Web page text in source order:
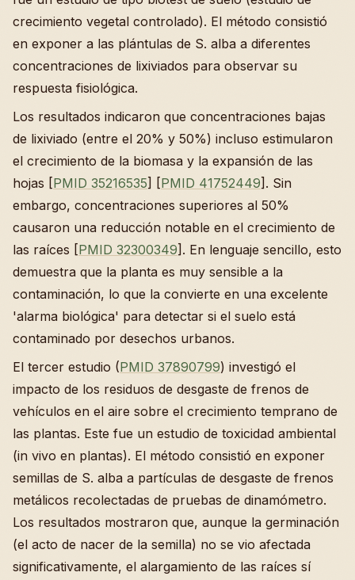
crecimiento vegetal controlado). El método consistió
en exponer a las plántulas de S. alba a diferentes
concentraciones de lixiviados para observar su
respuesta fisiológica.
Los resultados indicaron que concentraciones bajas
de lixiviado (entre el 20% y 50%) incluso estimularon
el crecimiento de la biomasa y la expansión de las
hojas [PMID 35216535] [PMID 41752449]. Sin
embargo, concentraciones superiores al 50%
causaron una reducción notable en el crecimiento de
las raíces [PMID 32300349]. En lenguaje sencillo, esto
demuestra que la planta es muy sensible a la
contaminación, lo que la convierte en una excelente
'alarma biológica' para detectar si el suelo está
contaminado por desechos urbanos.
El tercer estudio (PMID 37890799) investigó el
impacto de los residuos de desgaste de frenos de
vehículos en el aire sobre el crecimiento temprano de
las plantas. Este fue un estudio de toxicidad ambiental
(in vivo en plantas). El método consistió en exponer
semillas de S. alba a partículas de desgaste de frenos
metálicos recolectadas de pruebas de dinamómetro.
Los resultados mostraron que, aunque la germinación
(el acto de nacer de la semilla) no se vio afectada
significativamente, el alargamiento de las raíces sí